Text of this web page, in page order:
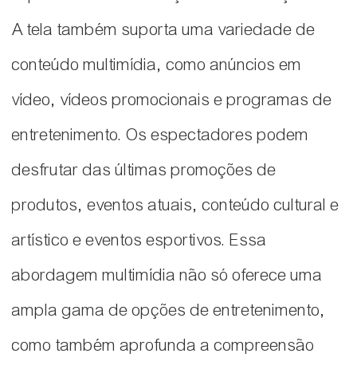
A tela também suporta uma variedade de
conteúdo multimídia, como anúncios em
vídeo, vídeos promocionais e programas de
entretenimento. Os espectadores podem
desfrutar das últimas promoções de
produtos, eventos atuais, conteúdo cultural e
artístico e eventos esportivos. Essa
abordagem multimídia não só oferece uma
ampla gama de opções de entretenimento,
como também aprofunda a compreensão